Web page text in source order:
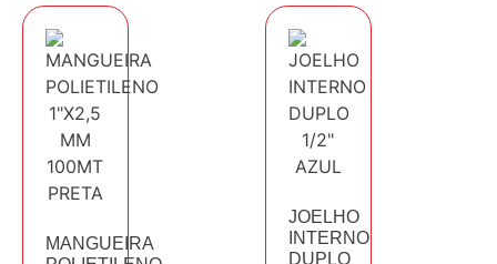
MANGUEIRA
JOELHO
INTERNO
DUPLO